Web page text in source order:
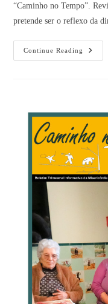
“Caminho no Tempo”.
pretende ser o reflexo da
Continue Reading